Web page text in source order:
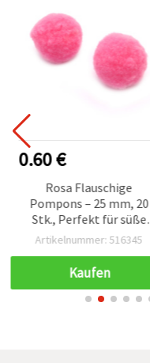
0.60 €
Rosa Flauschige
Pompons – 25 mm, 20
Stk., Perfekt für süße
Bastelarbeiten, DIY-
Artikelnummer: 516345
Kaufen